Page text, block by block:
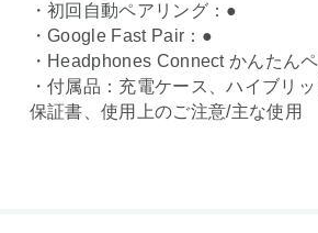
・初回自動ペアリング：●
・Google Fast Pair：●
・Headphones Connect かんたん
・付属品：充電ケース、ハイブリ
保証書、使用上のご注意/主な使用